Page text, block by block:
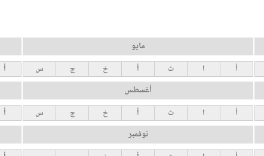
مايو
أ ا ث أ خ ج س أ
أغسطس
أ ا ث أ خ ج س أ
نوفمبر